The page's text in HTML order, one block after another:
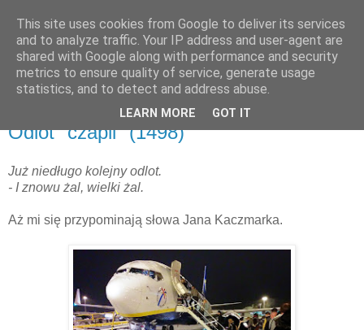
środa, 4 lutego 2015
Odlot "czapli" (1498)
Już niedługo kolejny odlot.
- I znowu żal, wielki żal.
Aż mi się przypominają słowa Jana Kaczmarka.
This site uses cookies from Google to deliver its services
and to analyze traffic. Your IP address and user-agent are
shared with Google along with performance and security
metrics to ensure quality of service, generate usage
statistics, and to detect and address abuse.
LEARN MORE GOT IT